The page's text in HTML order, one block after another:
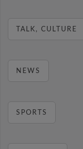
TALK, CULTURE
NEWS
SPORTS